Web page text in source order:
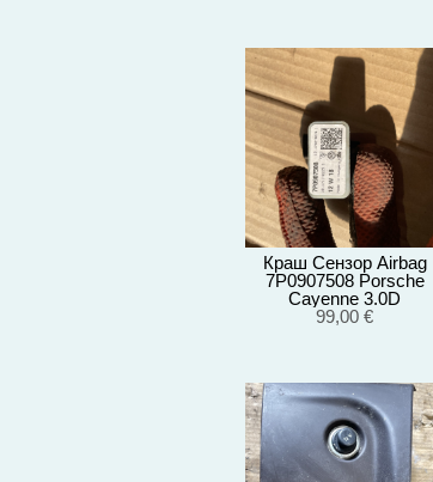
Краш Сензор Airbag
7P0907508 Porsche
Cayenne 3.0D
92A/EG22/2012
99,00 €